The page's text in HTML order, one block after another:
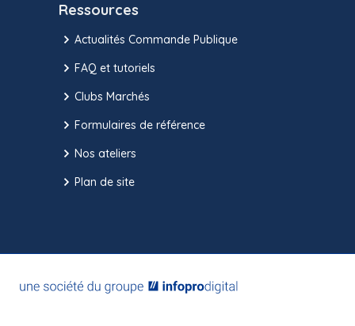
Ressources
Actualités Commande Publique
FAQ et tutoriels
Clubs Marchés
Formulaires de référence
Nos ateliers
Plan de site